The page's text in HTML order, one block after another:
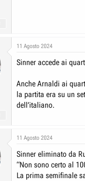
11 Agosto 2024
Sinner accede ai
Anche Arnaldi ai
la partita era su un
dell’italiano.
11 Agosto 2024
Sinner eliminato da
“Non sono certo al
La prima semifinale